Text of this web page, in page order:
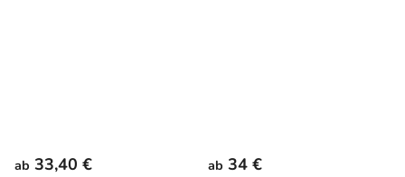
ab 33,40 € ab 34 €